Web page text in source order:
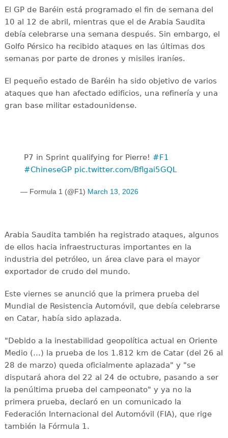
El GP de Baréin está programado el fin de semana del
10 al 12 de abril, mientras que el de Arabia Saudita
debía celebrarse una semana después. Sin embargo, el
Golfo Pérsico ha recibido ataques en las últimas dos
semanas por parte de drones y misiles iraníes.
El pequeño estado de Baréin ha sido objetivo de varios
ataques que han afectado edificios, una refinería y una
gran base militar estadounidense.
P7 in Sprint qualifying for Pierre! #F1
#ChineseGP pic.twitter.com/Bflgai5GQL
— Formula 1 (@F1) March 13, 2026
Arabia Saudita también ha registrado ataques, algunos
de ellos hacia infraestructuras importantes en la
industria del petróleo, un área clave para el mayor
exportador de crudo del mundo.
Este viernes se anunció que la primera prueba del
Mundial de Resistencia Automóvil, que debía celebrarse
en Catar, había sido aplazada.
"Debido a la inestabilidad geopolítica actual en Oriente
Medio (...) la prueba de los 1.812 km de Catar (del 26 al
28 de marzo) queda oficialmente aplazada" y "se
disputará ahora del 22 al 24 de octubre, pasando a ser
la penúltima prueba del campeonato" y ya no la
primera prueba, declaró en un comunicado la
Federación Internacional del Automóvil (FIA), que rige
también la Fórmula 1.